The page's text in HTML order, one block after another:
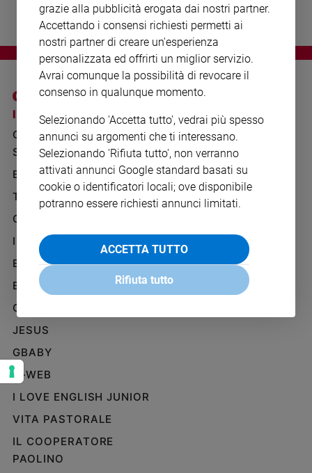
giorno
giorno
Società
e
valori
Ambiente
Creato
Volontariato
Diritti
Aziende
di
valore
della
settimana
Migranti
Diversità
e
inclusione
Costume
Cultura
e
I SITI SAN PAOLO
GRUPPO EDITORIALE
SAN PAOLO
BENESSERE
TELENOVA
GAZZETTA D'ALBA
IL GIORNALINO
EDICOLA SAN PAOLO
EDIZIONI SAN PAOLO
CREDERE
JESUS
GBABY
G-WEB
I LOVE ENGLISH JUNIOR
VITA PASTORALE
IL COOPERATORE
PAOLINO
NOTE LEGALI
PRIVACY POLICY
INFORMATIVA
WHISTLEBLOWING
SOCIAL
grazie alla pubblicità erogata dai nostri partner.
Accettando i consensi richiesti permetti ai
nostri partner di creare un'esperienza
personalizzata ed offrirti un miglior servizio.
Avrai comunque la possibilità di revocare il
consenso in qualunque momento.
Selezionando 'Accetta tutto', vedrai più spesso
annunci su argomenti che ti interessano.
Selezionando 'Rifiuta tutto', non verranno
attivati annunci Google standard basati su
cookie o identificatori locali; ove disponibile
potranno essere richiesti annunci limitati.
ACCETTA TUTTO
Rifiuta tutto